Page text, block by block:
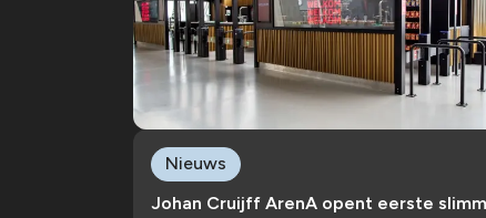
Johan Cruijff ArenA opent eerste
Nieuws